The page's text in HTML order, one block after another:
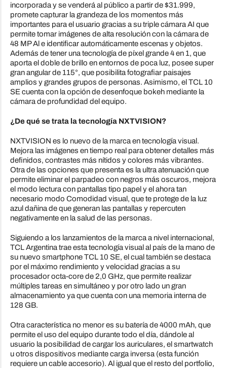
incorporada y se venderá al público a partir de $31.999,
promete capturar la grandeza de los momentos más
importantes para el usuario gracias a su triple cámara AI que
permite tomar imágenes de alta resolución con la cámara de
48 MP Al e identificar automáticamente escenas y objetos.
Además de tener una tecnología de píxel grande 4 en 1, que
aporta el doble de brillo en entornos de poca luz, posee super
gran angular de 115°, que posibilita fotografiar paisajes
amplios y grandes grupos de personas. Asimismo, el TCL 10
SE cuenta con la opción de desenfoque bokeh mediante la
cámara de profundidad del equipo.
¿De qué se trata la tecnología NXTVISION?
NXTVISION es lo nuevo de la marca en tecnología visual.
Mejora las imágenes en tiempo real para obtener detalles más
definidos, contrastes más nítidos y colores más vibrantes.
Otra de las opciones que presenta es la ultra atenuación que
permite eliminar el parpadeo con negros más oscuros, mejora
el modo lectura con pantallas tipo papel y el ahora tan
necesario modo Comodidad visual, que te protege de la luz
azul dañina de que generan las pantallas y repercuten
negativamente en la salud de las personas.
Siguiendo a los lanzamientos de la marca a nivel internacional,
TCL Argentina trae esta tecnología visual al país de la mano de
su nuevo smartphone TCL 10 SE, el cual también se destaca
por el máximo rendimiento y velocidad gracias a su
procesador octa-core de 2,0 GHz, que permite realizar
múltiples tareas en simultáneo y por otro lado un gran
almacenamiento ya que cuenta con una memoria interna de
128 GB.
Otra característica no menor es su batería de 4000 mAh, que
permite el uso del equipo durante todo el día, dándole al
usuario la posibilidad de cargar los auriculares, el smartwatch
u otros dispositivos mediante carga inversa (esta función
requiere un cable accesorio). Al igual que el resto del portfolio,